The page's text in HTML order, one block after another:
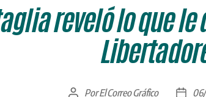
reveló lo que
Autor
PorEl Correo Gráfico
Fecha